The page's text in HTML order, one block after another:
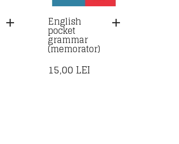
English
pocket
grammar
(memorator)
15,00 LEI